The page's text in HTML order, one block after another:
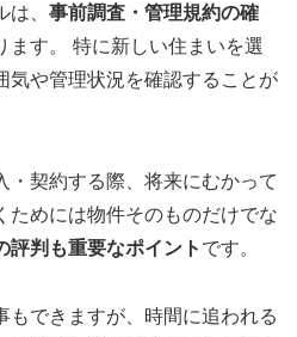
、 事前調査・管理規約の確
ます。 特に新しい住まいを選
気や管理状況を確認することが
・契約する際、将来にむかって
ためには物件そのものだけでな
評判も重要なポイント です。
もできますが、時間に追われる